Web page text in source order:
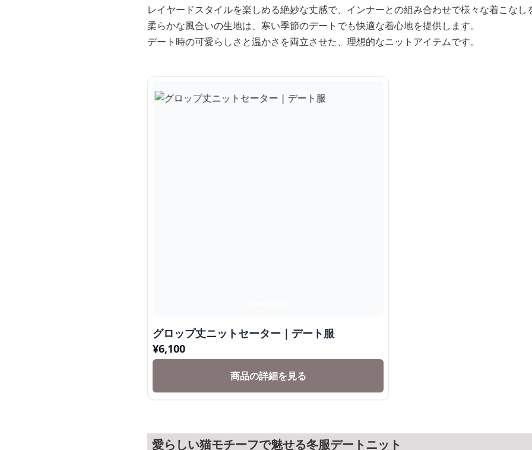
レイヤードスタイルを楽しめる絶妙な丈感で、インナーとの組み合わせで様々な着こなし
柔らかな風合いの生地は、寒い季節のデートでも快適な着心地を提供します。
デート時の可愛らしさと温かさを両立させた、理想的なニットアイテムです。
グロップ丈ニットセーター｜デート服
¥6,100
商品の詳細を見る
愛らしい猫モチーフで魅せる冬服デートニット